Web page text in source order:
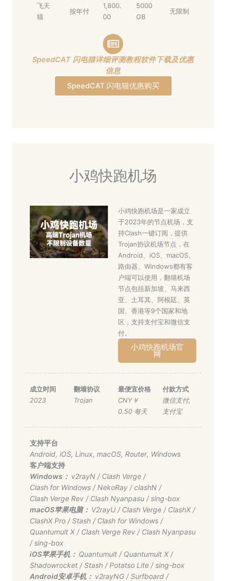
飞天
猫
按年付
1,800.
00
5000
GB
无限制
SpeedCAT 闪电猫详细评测教程软件下载及优惠
信息
SpeedCAT 闪电猫优惠购买
小鸡快跑机场
小鸡快跑机场是一家成立
于2023年的节点机场，支
持Clash一键订阅，提供
Trojan协议机场节点，在
Android、iOS、macOS、
路由器、Windows都有客
户端可以使用，翻墙机场
节点包括新加坡、马来西
亚、土耳其、阿根廷、英
国、香港等9个国家和地
区，支持支付宝和微信支
付。
小鸡快跑机场官
网
成立时间
2023
翻墙协议
Trojan
最便宜价格
CNY￥
0.50 每天
付款方式
微信支付,
支付宝
支持平台
Android, iOS, Linux, macOS, Router, Windows
客户端支持
Windows： v2rayN/ Clash Verge/
Clash for Windows/ NekoRay/clashN/
Clash Verge Rev/ Clash Nyanpasu/sing-box
macOS苹果电脑： V2rayU/ Clash Verge/ ClashX/
ClashX Pro/Stash/ Clash for Windows/
Quantumult X/ Clash Verge Rev/ Clash Nyanpasu
/sing-box
iOS苹果手机： Quantumult/ Quantumult X/
Shadowrocket/Stash/ Potatso Lite/sing-box
Android安卓手机： v2rayNG/Surfboard/